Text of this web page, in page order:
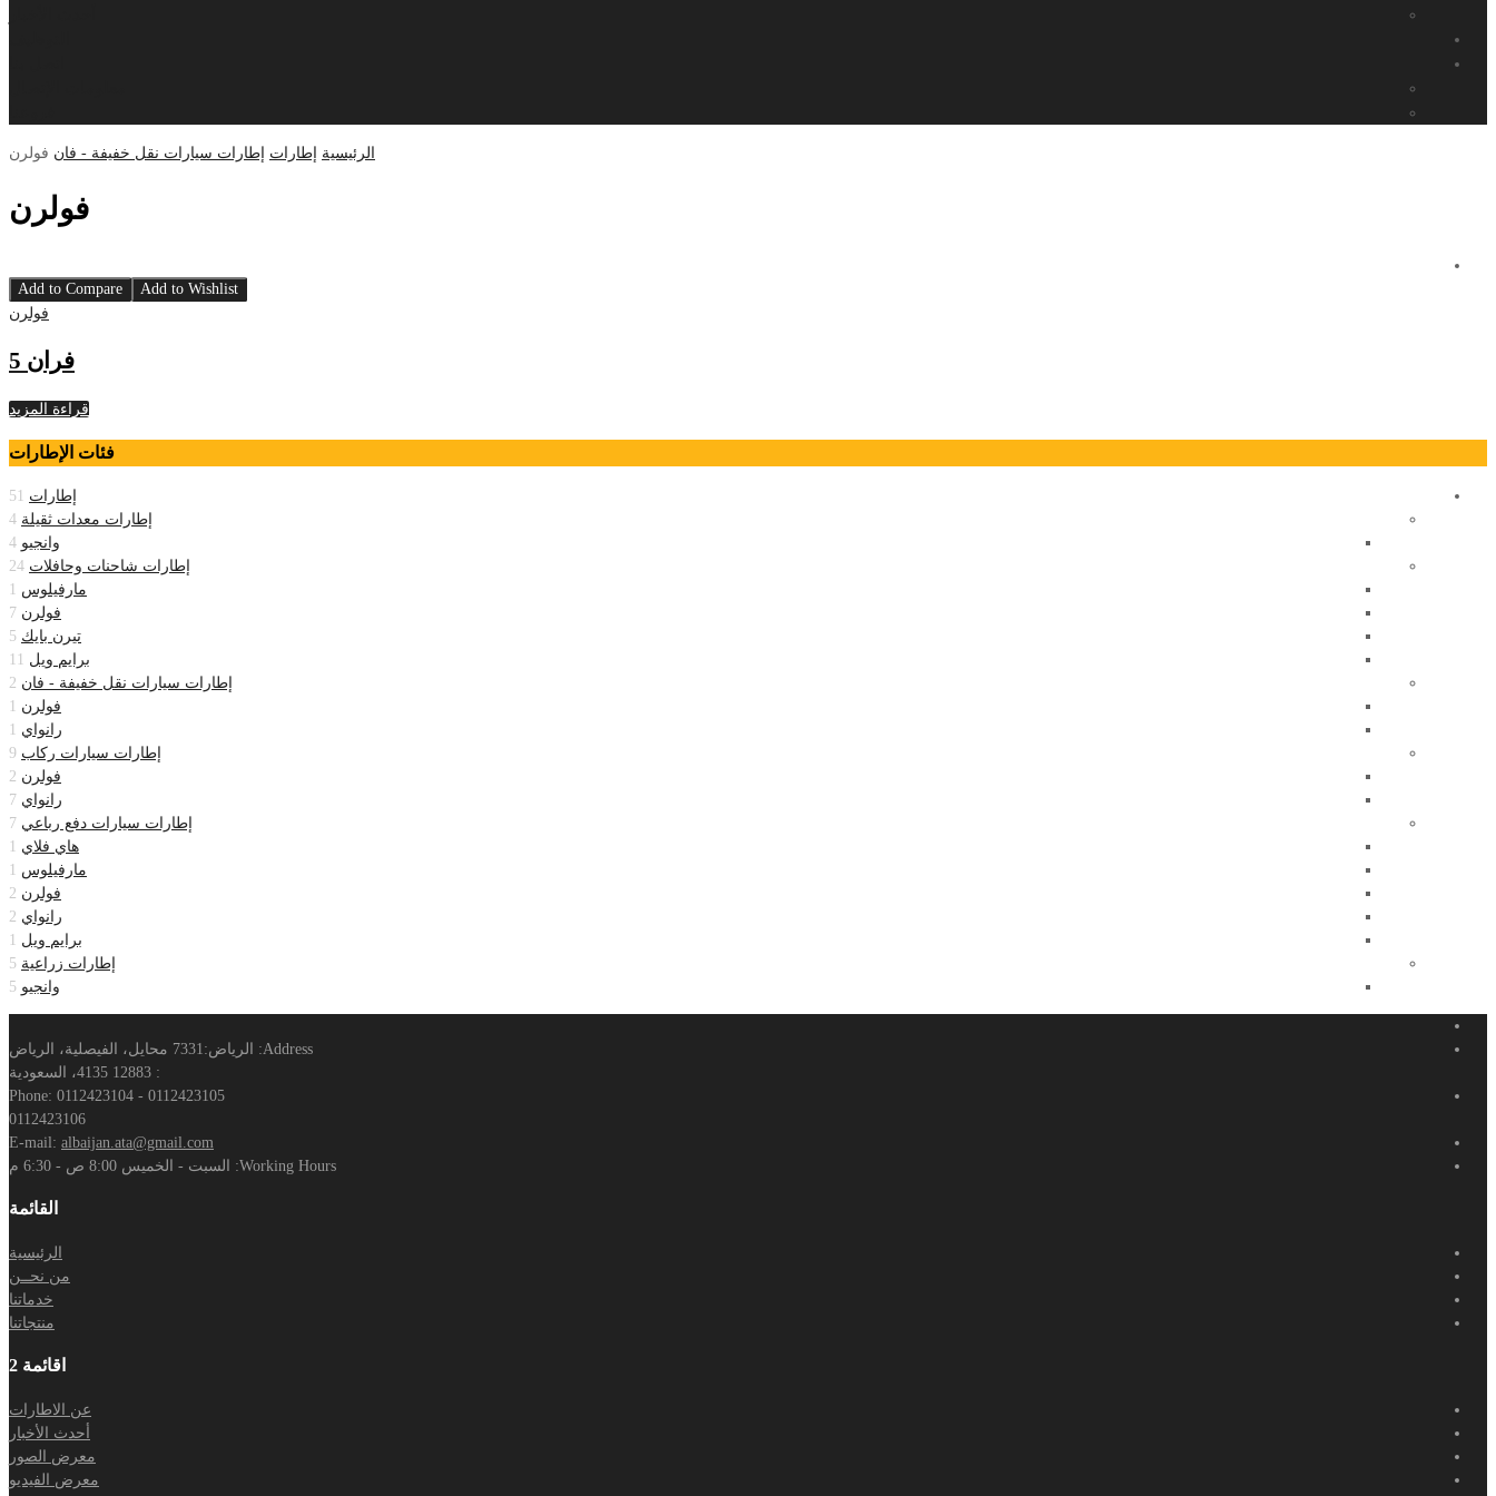
الرئيسية إطارات إطارات سيارات نقل خفيفة - فان فولرن
فولرن
Add to Wishlist
Add to Compare
فولرن
فران 5
قراءة المزيد
فئات الإطارات
إطارات 51
إطارات معدات ثقيلة 4
وانجيو 4
إطارات شاحنات وحافلات 24
مارفيلوس 1
فولرن 7
تيرن بايك 5
برايم ويل 11
إطارات سيارات نقل خفيفة - فان 2
فولرن 1
رانواي 1
إطارات سيارات ركاب 9
فولرن 2
رانواي 7
إطارات سيارات دفع رباعي 7
هاي فلاي 1
مارفيلوس 1
فولرن 2
رانواي 2
برايم ويل 1
إطارات زراعية 5
وانجيو 5
Address:
الرياض:7331 محايل، الفيصلية، الرياض
: 12883 4135، السعودية
Phone: 0112423104 - 0112423105
0112423106
E-mail: albaijan.ata@gmail.com
Working Hours:
السبت - الخميس 8:00 ص - 6:30 م
القائمة
الرئيسية
من نحــن
خدماتنا
منتجاتنا
اقائمة 2
عن الاطارات
أحدث الأخبار
معرض الصور
معرض الفيديو